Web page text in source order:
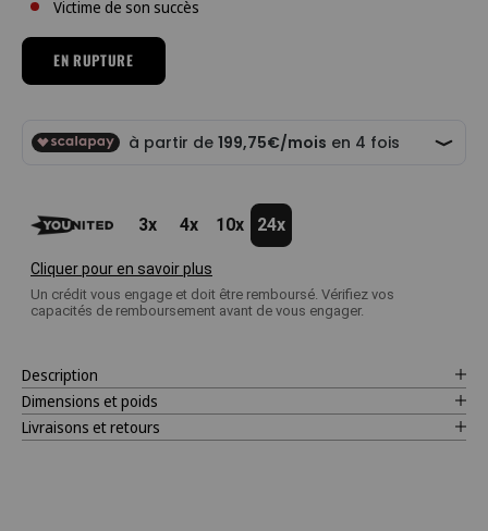
Victime de son succès
EN RUPTURE
3x 4x 10x 24x
Cliquer pour en savoir plus
Un crédit vous engage et doit être remboursé. Vérifiez vos
capacités de remboursement avant de vous engager.
Description
Dimensions et poids
Livraisons et retours